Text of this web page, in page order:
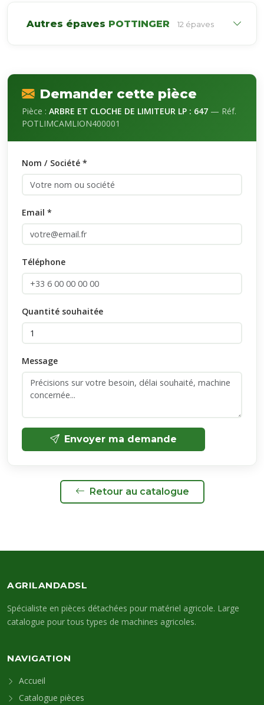
Autres épaves POTTINGER 12 épaves
Demander cette pièce
Pièce : ARBRE ET CLOCHE DE LIMITEUR LP : 647 — Réf.
POTLIMCAMLION400001
Nom / Société *
Email *
Téléphone
Quantité souhaitée
Message
Envoyer ma demande
Retour au catalogue
AGRILANDADSL
Spécialiste en pièces détachées pour matériel agricole. Large
catalogue pour tous types de machines agricoles.
NAVIGATION
Accueil
Catalogue pièces